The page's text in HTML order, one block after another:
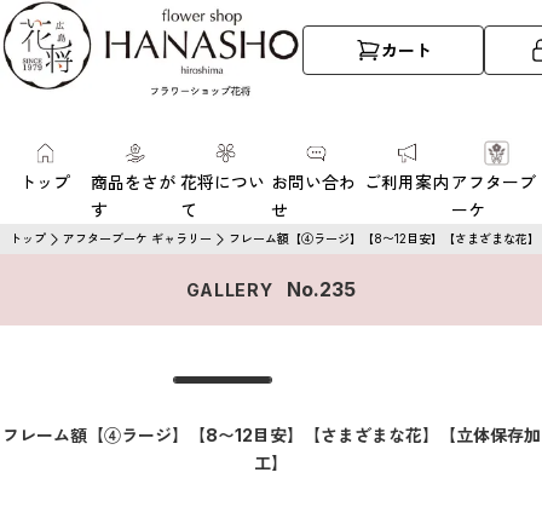
カート
トップ
商品をさが
す
花将につい
て
お問い合わ
せ
ご利用案内 アフターブ
ーケ
トップ アフターブーケ ギャラリー フレーム額【④ラージ】【8〜12目安】【さまざまな花
GALLERY No.235
フレーム額【④ラージ】【8〜12目安】【さまざまな花】【立体保存加
工】